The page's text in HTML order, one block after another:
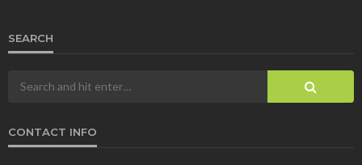
SEARCH
CONTACT INFO